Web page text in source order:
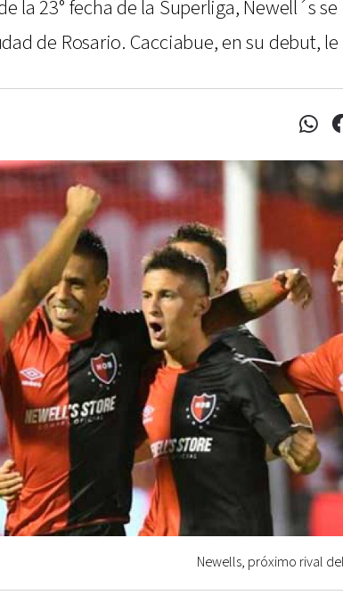
la 23° fecha de la Superliga, Newell´s
de Rosario. Cacciabue, en su debut,
Newells, próximo rival